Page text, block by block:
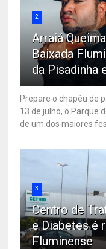
2
Arraiá
Baixada
da Pisadinha
Prepare o chapéu de
13 de julho, o Parque
de um dos maiores
3
Centro de
e Diabetes é
Fluminense